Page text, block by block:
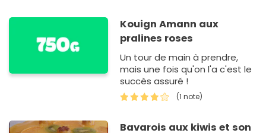
Kouign Amann aux
pralines roses
Un tour de main à prendre,
mais une fois qu'on l'a c'est le
succès assuré !
(1 note)
Bavarois aux kiwis et son